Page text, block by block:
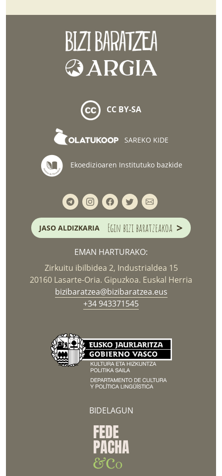
CC BY-SA
SAREKO KIDE
Ekoedizioaren Institutuko bazkide
JASO ALDIZKARIA Egin bizi baratzeakoa >
EMAN HARTURAKO:
Zirkuitu ibilbidea 2, Industrialdea 15
20160 Lasarte-Oria. Gipuzkoa. Euskal Herria
bizibaratzea@bizibaratzea.eus
+34 943371545
BIDELAGUN